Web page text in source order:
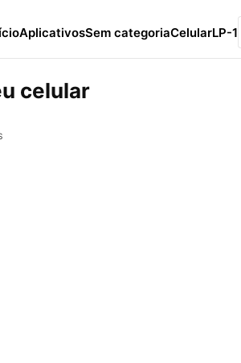
AplicativosSem categoriaCelularLP-1
celular